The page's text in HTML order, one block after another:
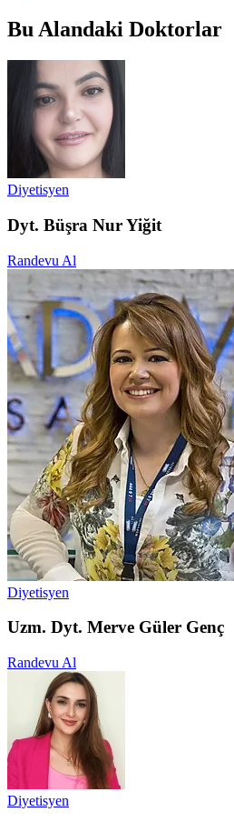
Bu Alandaki Doktorlar
Diyetisyen
Dyt. Büşra Nur Yiğit
Randevu Al
Diyetisyen
Uzm. Dyt. Merve Güler Genç
Randevu Al
Diyetisyen